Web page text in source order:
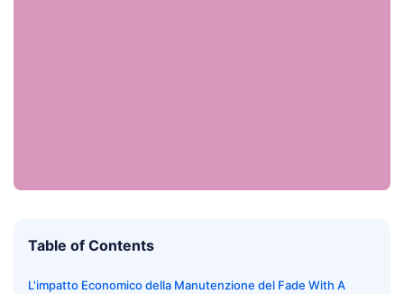
Table of Contents
L'impatto Economico della Manutenzione del Fade With A